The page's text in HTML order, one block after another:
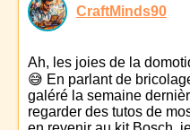
CraftMinds90
Ah, les joies de la
😅 En parlant de
galéré la semaine
regarder des tutos de